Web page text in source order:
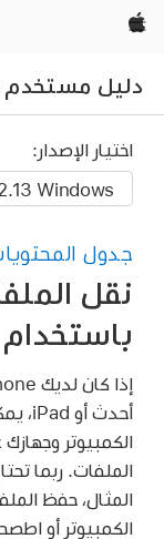
Apple‏
دليل مستخدم iTunes
اختيار الإصدار:
جدول
باستخدام iTunes
الكمبيوتر
الملفات. ربما
المثال، حفظ
الكمبيوتر أو